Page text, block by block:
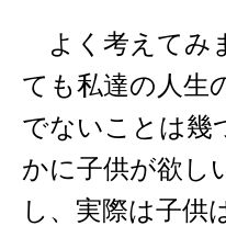
よく考えてみ
ても私達の人生
でないことは幾
かに子供が欲し
し、実際は子供